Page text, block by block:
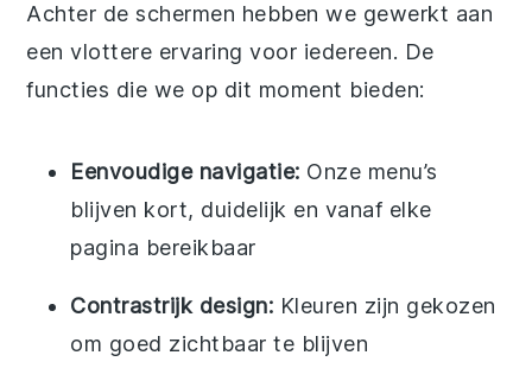
Achter de schermen hebben we gewerkt aan
een vlottere ervaring voor iedereen. De
functies die we op dit moment bieden:
Eenvoudige navigatie: Onze menu’s
blijven kort, duidelijk en vanaf elke
pagina bereikbaar
Contrastrijk design: Kleuren zijn gekozen
om goed zichtbaar te blijven